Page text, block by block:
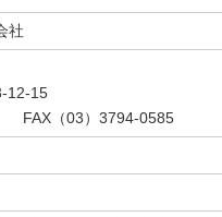
社
12-15
FAX（03）3794-0585